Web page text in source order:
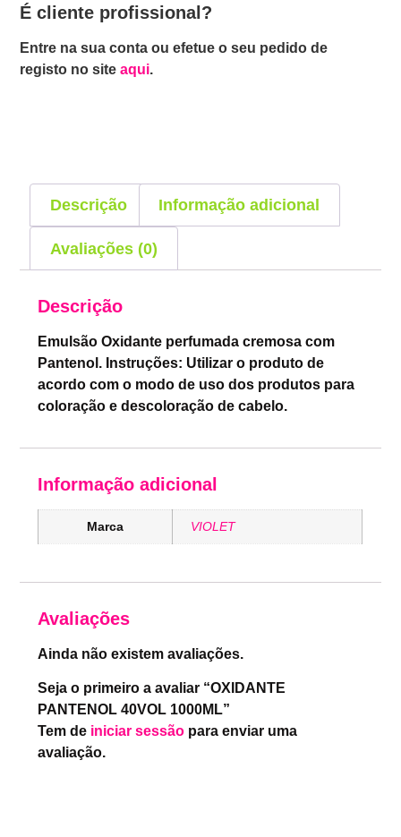
É cliente profissional?
Entre na sua conta ou efetue o seu pedido de
registo no siteaqui.
Descrição Informação adicional
Avaliações (0)
Descrição
Emulsão Oxidante perfumada cremosa com
Pantenol. Instruções: Utilizar o produto de
acordo com o modo de uso dos produtos para
coloração e descoloração de cabelo.
Informação adicional
Marca VIOLET
Avaliações
Ainda não existem avaliações.
Seja o primeiro a avaliar “OXIDANTE
PANTENOL 40VOL 1000ML”
Tem de iniciar sessão para enviar uma
avaliação.